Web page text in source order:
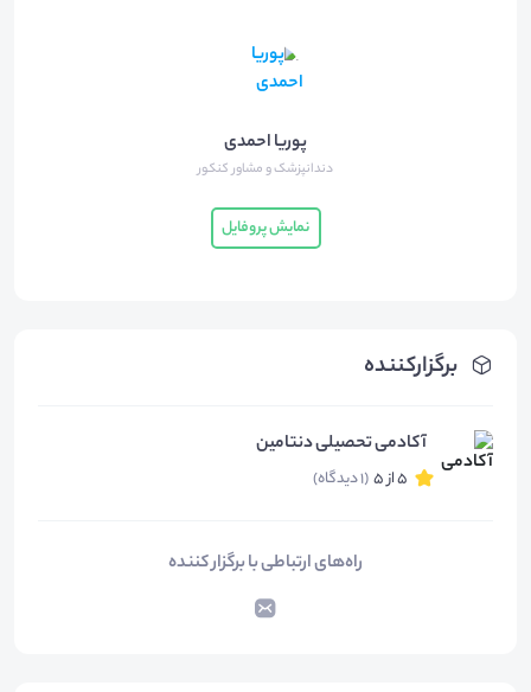
برگزارکننده
آکادمی تحصیلی دنتامین
5 از 5 (1 دیدگاه)
راه‌های ارتباطی با برگزار کننده
پوریا احمدی
دندانپزشک و مشاور کنکور
نمایش پروفایل